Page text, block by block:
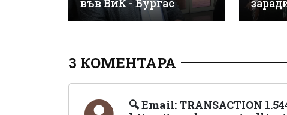
във ВиК - Бургас
3 КОМЕНТАРА
🔍 Email: TRANSACTION